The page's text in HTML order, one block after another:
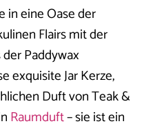
in eine Oase der
Flairs mit der
der Paddywax
exquisite Jar Kerze,
Duft von Teak &
Raumduft– sie ist ein